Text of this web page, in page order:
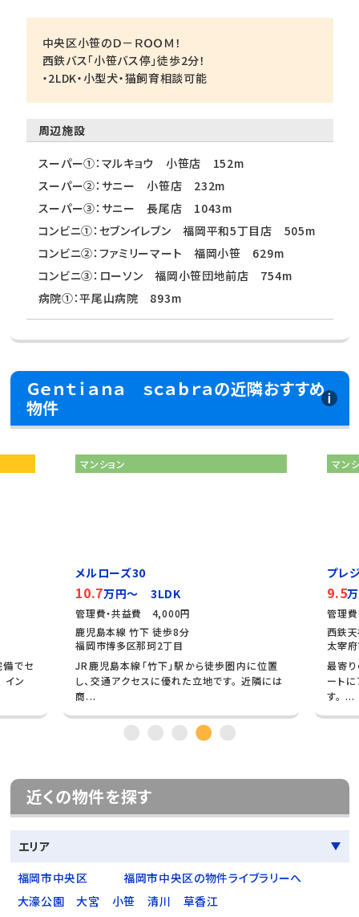
中央区小笹のＤ－ＲＯＯＭ！
西鉄バス「小笹バス停」徒歩2分！
・2LDK・小型犬・猫飼育相談可能
周辺施設
スーパー①：マルキョウ 小笹店 152m
スーパー②：サニー 小笹店 232m
スーパー③：サニー 長尾店 1043m
コンビニ①：セブンイレブン 福岡平和5丁目店 505m
コンビニ②：ファミリーマート 福岡小笹 629m
コンビニ③：ローソン 福岡小笹団地前店 754m
病院①：平尾山病院 893m
Ｇｅｎｔｉａｎａ ｓｃａｂｒａの近隣おすすめ
物件
」駅から徒歩圏内に位置
優れた立地です。 近隣には
9.5
管理費・共益費 5,000円
西鉄天神大牟田線 都府楼前 徒歩11分
太宰府市朱雀6丁目
最寄りの駅から天神方面や博多方面へも
ートにアプローチできる利便性の高い環
近くの物件を探す
エリア
福岡市中央区
福岡市中央区の物件ライブラリーへ
大濠公園
大宮 小笹 清川
草香江